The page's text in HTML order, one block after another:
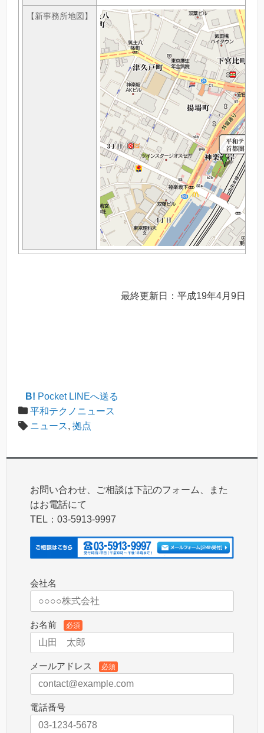
【新事務所地図】
最終更新日：平成19年4月9日
B! Pocket LINEへ送る
平和テクノニュース
ニュース, 拠点
お問い合わせ、ご相談は下記のフォーム、また
はお電話にて
TEL：03-5913-9997
会社名
お名前 必須
メールアドレス 必須
電話番号